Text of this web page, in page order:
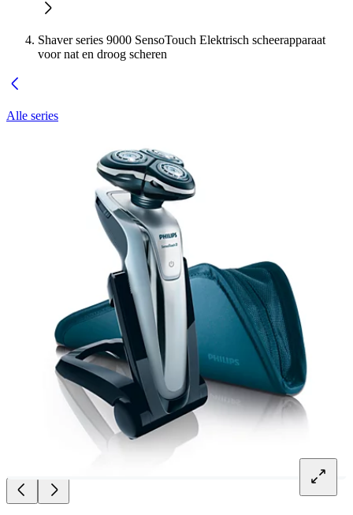
Shaver series 9000 SensoTouch Elektrisch scheerapparaat
voor nat en droog scheren
Alle series